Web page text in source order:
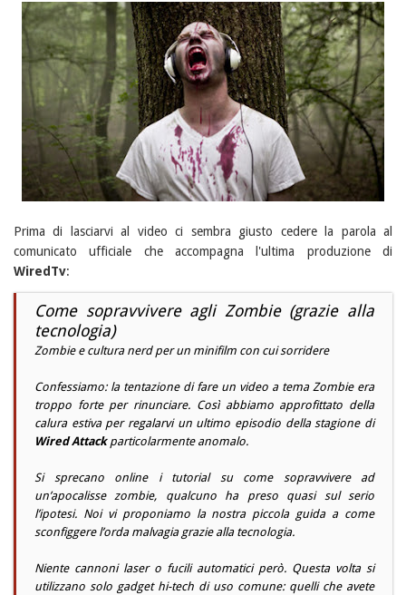
Prima di lasciarvi al video ci sembra giusto cedere la parola al
comunicato ufficiale che accompagna l'ultima produzione di
WiredTv:
Come sopravvivere agli Zombie (grazie alla
tecnologia)
Zombie e cultura nerd per un minifilm con cui sorridere
Confessiamo: la tentazione di fare un video a tema Zombie era
troppo forte per rinunciare. Così abbiamo approfittato della
calura estiva per regalarvi un ultimo episodio della stagione di
Wired Attackparticolarmente anomalo.
Si sprecano online i tutorial su come sopravvivere ad
un’apocalisse zombie, qualcuno ha preso quasi sul serio
l’ipotesi. Noi vi proponiamo la nostra piccola guida a come
sconfiggere l’orda malvagia grazie alla tecnologia.
Niente cannoni laser o fucili automatici però. Questa volta si
utilizzano solo gadget hi-tech di uso comune: quelli che avete